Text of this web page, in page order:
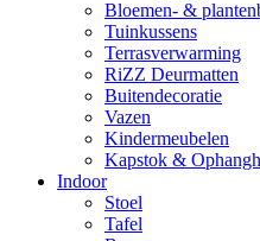
Bloemen- &
Tuinkussens
Terrasverwarming
RiZZ Deurmatten
Buitendecoratie
Vazen
Kindermeubelen
Kapstok &
Indoor
Stoel
Tafel